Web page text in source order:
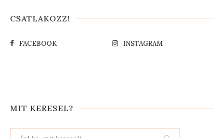
CSATLAKOZZ!
FACEBOOK INSTAGRAM
MIT KERESEL?